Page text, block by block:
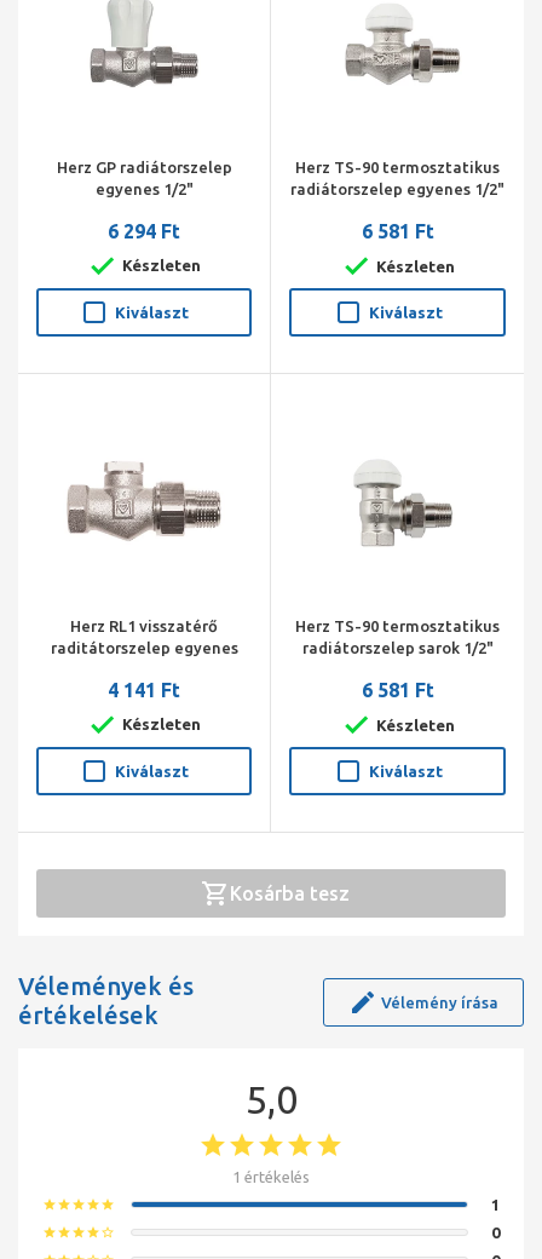
Herz GP radiátorszelep
egyenes 1/2"
6 294 Ft
Készleten
Kiválaszt
Herz TS-90 termosztatikus
radiátorszelep egyenes 1/2"
6 581 Ft
Készleten
Kiválaszt
Herz RL1 visszatérő
raditátorszelep egyenes
4 141 Ft
Készleten
Kiválaszt
Herz TS-90 termosztatikus
radiátorszelep sarok 1/2"
6 581 Ft
Készleten
Kiválaszt
Kosárba tesz
Vélemények és
értékelések
Vélemény írása
5,0
1 értékelés
starstarstarstarstar 1
starstarstarstarstar_border 0